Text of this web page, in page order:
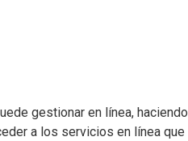
gestionar en línea, haciendo
a los servicios en línea que